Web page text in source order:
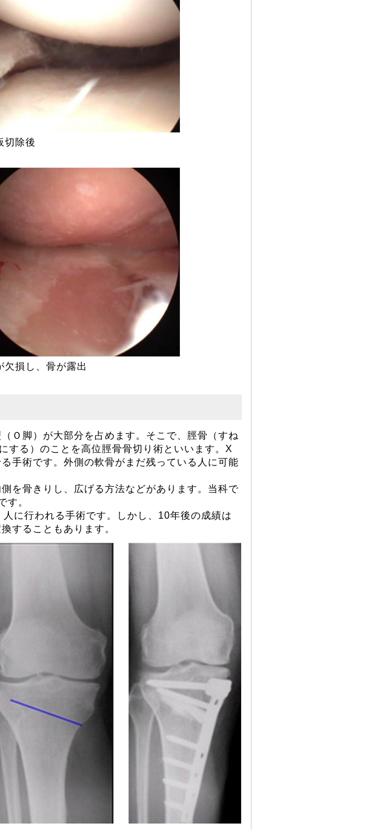
切除後
欠損し、骨が露出
Ｏ脚）が大部分を占めます。そこで、脛骨（すね
する）のことを高位脛骨骨切り術といいます。X
手術です。外側の軟骨がまだ残っている人に可能
を骨きりし、広げる方法などがあります。当科で
す。
に行われる手術です。しかし、10年後の成績は
することもあります。